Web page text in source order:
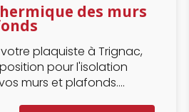
des murs
votre plaquiste à Trignac,
pour l'isolation
murs et plafonds....